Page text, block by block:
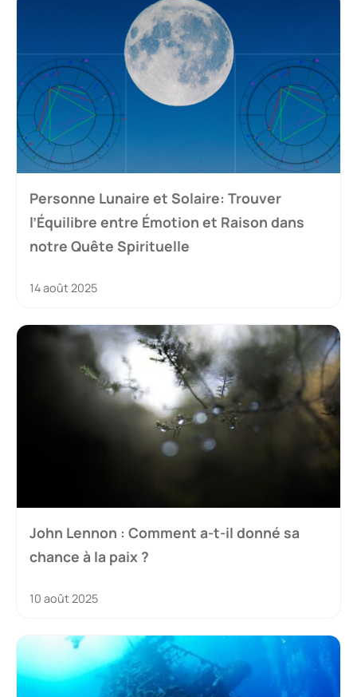
Personne Lunaire et Solaire: Trouver
l’Équilibre entre Émotion et Raison dans
notre Quête Spirituelle
14 août 2025
John Lennon : Comment a-t-il donné sa
chance à la paix ?
10 août 2025